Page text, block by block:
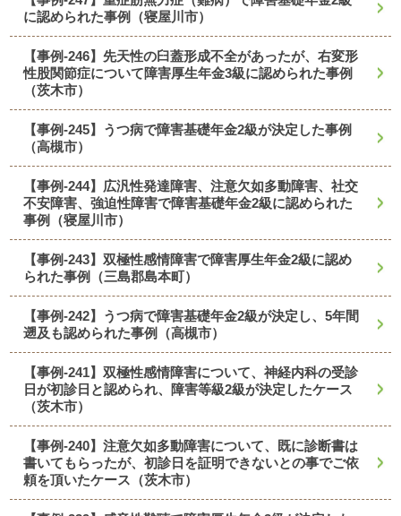
に認められた事例（寝屋川市）
【事例-246】先天性の臼蓋形成不全があったが、右変形
性股関節症について障害厚生年金3級に認められた事例
（茨木市）
【事例-245】うつ病で障害基礎年金2級が決定した事例
（高槻市）
【事例-244】広汎性発達障害、注意欠如多動障害、社交
不安障害、強迫性障害で障害基礎年金2級に認められた
事例（寝屋川市）
【事例-243】双極性感情障害で障害厚生年金2級に認め
られた事例（三島郡島本町）
【事例-242】うつ病で障害基礎年金2級が決定し、5年間
遡及も認められた事例（高槻市）
【事例-241】双極性感情障害について、神経内科の受診
日が初診日と認められ、障害等級2級が決定したケース
（茨木市）
【事例-240】注意欠如多動障害について、既に診断書は
書いてもらったが、初診日を証明できないとの事でご依
頼を頂いたケース（茨木市）